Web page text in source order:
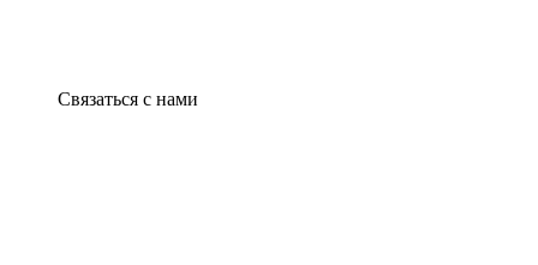
Связаться с нами